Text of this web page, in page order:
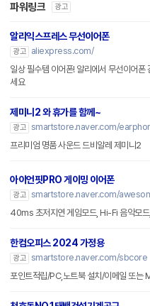
파워링크 광고
알리익스프레스 무선이어폰
광고
aliexpress.com/
일상 필수템 이어폰! 알리에서 무선이어폰
세요
제미니2 와 휴가를 함께~
광고 smartstore.naver.com/
프리미엄 명품 사운드 드비알레 제미니2
아이언핏PRO 게이밍 이어폰
광고 smartstore.naver.com/
40ms 초저지연 게임모드, Hi-Fi 음악모
한컴오피스 2024 가정용
광고 smartstore.naver.com/sbcore
포인트적립/PC,노트북 설치/이메일 또는